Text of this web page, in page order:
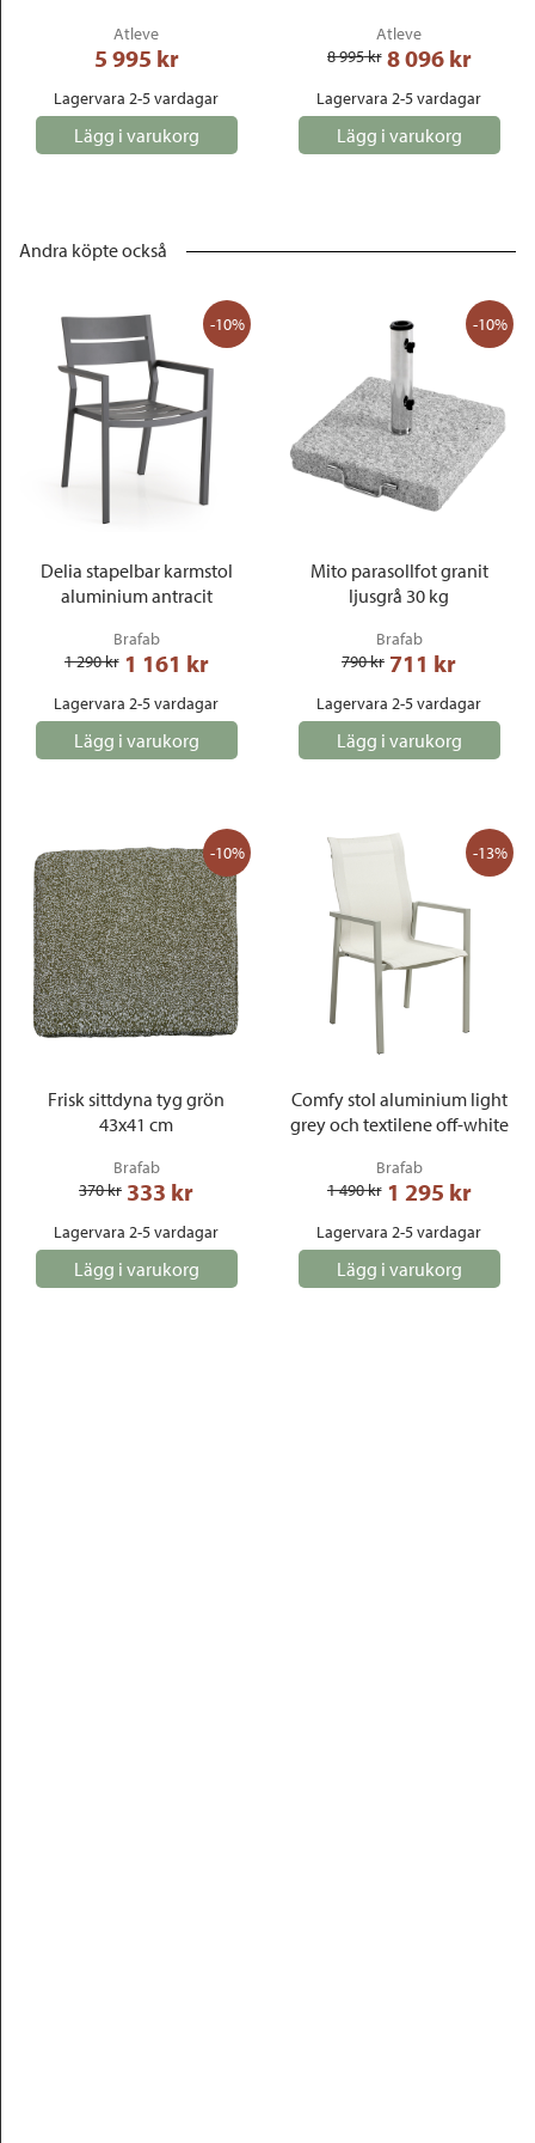
Atleve
5 995 kr
Lagervara 2-5 vardagar
Lägg i varukorg
Atleve
8 995 kr 8 096 kr
Lagervara 2-5 vardagar
Lägg i varukorg
Andra köpte också
-10%
Delia stapelbar karmstol
aluminium antracit
Brafab
1 290 kr 1 161 kr
Lagervara 2-5 vardagar
Lägg i varukorg
-10%
Mito parasollfot granit
ljusgrå 30 kg
Brafab
790 kr 711 kr
Lagervara 2-5 vardagar
Lägg i varukorg
-10%
Frisk sittdyna tyg grön
43x41 cm
Brafab
370 kr 333 kr
Lagervara 2-5 vardagar
Lägg i varukorg
-13%
Comfy stol aluminium light
grey och textilene off-white
Brafab
1 490 kr 1 295 kr
Lagervara 2-5 vardagar
Lägg i varukorg